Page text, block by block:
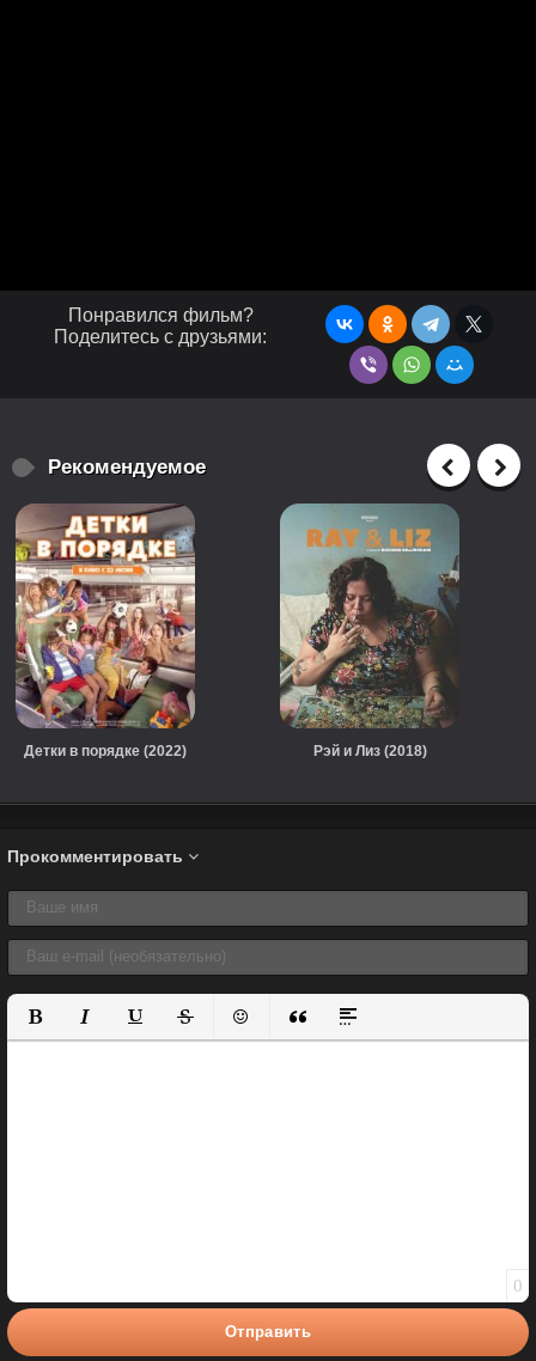
Понравился фильм?
Поделитесь с друзьями:
Рекомендуемое
Детки в порядке (2022) Рэй и Лиз (2018)
Прокомментировать
Полужирный
КурсивПодчеркнутый
ЗачеркнутыйВставить смайлик
Вставка цитаты
Вставка спойлера
0
Отправить